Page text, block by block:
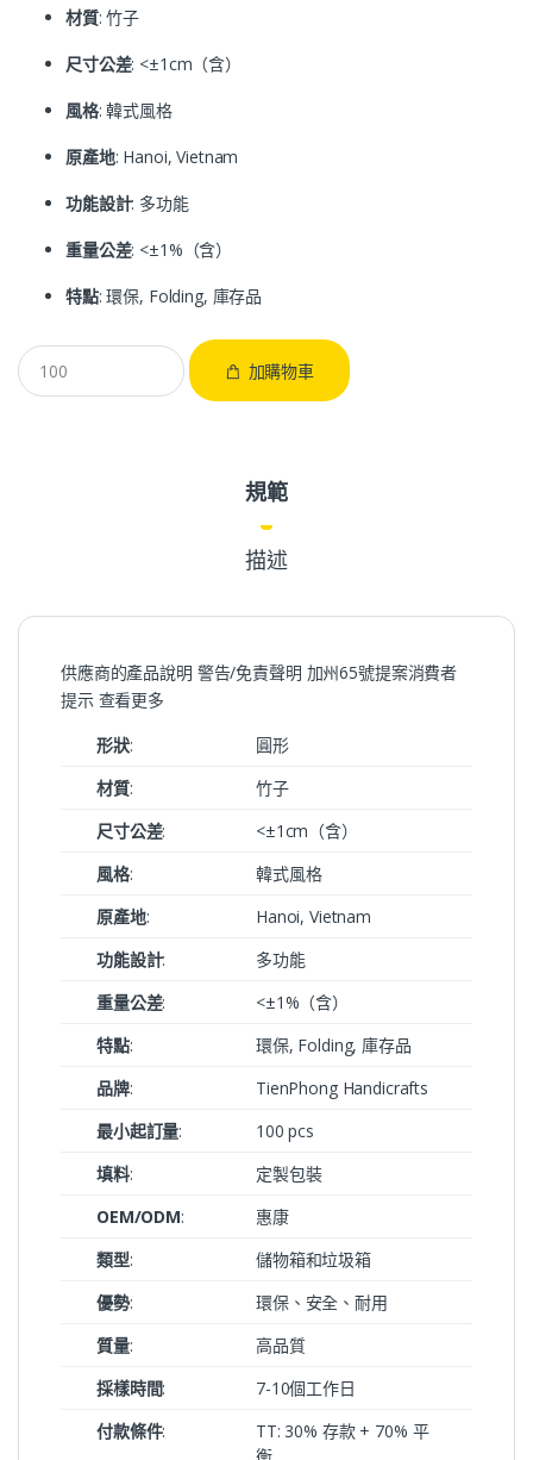
材質: 竹子
尺寸公差: <±1cm（含）
風格: 韓式風格
原產地: Hanoi, Vietnam
功能設計: 多功能
重量公差: <±1%（含）
特點: 環保, Folding, 庫存品
加購物車
規範
描述
供應商的產品說明 警告/免責聲明 加州65號提案消費者
提示 查看更多
形狀:
圓形
材質:
竹子
尺寸公差:
<±1cm（含）
風格:
韓式風格
原產地:
Hanoi, Vietnam
功能設計:
多功能
重量公差:
<±1%（含）
特點:
環保, Folding, 庫存品
品牌:
TienPhong Handicrafts
最小起訂量:
100 pcs
填料:
定製包裝
OEM/ODM:
惠康
類型:
儲物箱和垃圾箱
優勢:
環保、安全、耐用
質量:
高品質
採樣時間:
7-10個工作日
付款條件:
TT: 30% 存款 + 70% 平